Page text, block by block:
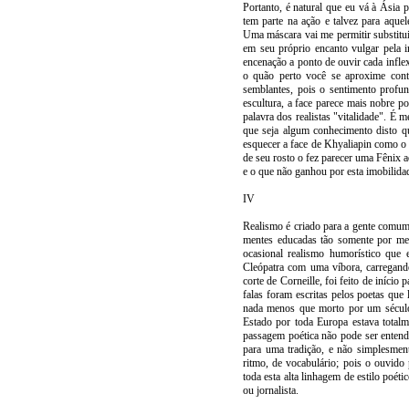
Portanto, é natural que eu vá à Ásia
tem parte na ação e talvez para
Uma máscara vai me permitir
em seu próprio encanto vulgar pela
encenação a ponto de ouvir cada
o quão perto você se aproxime
semblantes, pois o sentimento
escultura, a face parece mais nobre
palavra dos realistas "vitalidade". É
que seja algum conhecimento disto
esquecer a face de Khyaliapin como
de seu rosto o fez parecer uma Fênix
e o que não ganhou por esta
IV
Realismo é criado para a gente
mentes educadas tão somente por
ocasional realismo humorístico
Cleópatra com uma víbora,
corte de Corneille, foi feito de início
falas foram escritas pelos poetas que
nada menos que morto por um
Estado por toda Europa estava
passagem poética não pode ser
para uma tradição, e não
ritmo, de vocabulário; pois o ouvido
toda esta alta linhagem de estilo
ou jornalista.